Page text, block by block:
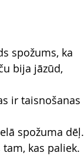
spožums, ka
bija jāzūd,
ir taisnošanas
spožuma dēļ.
kas paliek.